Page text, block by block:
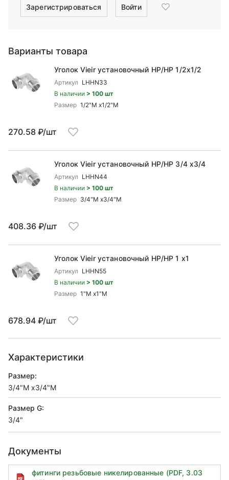
Зарегистрироваться Войти
Варианты товара
Уголок Vieir установочный НР/НР 1/2x1/2
Артикул LHHN33
В наличии > 100 шт
Размер 1/2"M x1/2"M
270.58 ₽/шт
Уголок Vieir установочный НР/НР 3/4 x3/4
Артикул LHHN44
В наличии > 100 шт
Размер 3/4"M x3/4"M
408.36 ₽/шт
Уголок Vieir установочный НР/НР 1 x1
Артикул LHHN55
В наличии > 100 шт
Размер 1"M x1"M
678.94 ₽/шт
Характеристики
Размер:
3/4"M x3/4"M
Размер G:
3/4"
Документы
фитинги резьбовые никелированные (PDF, 3.03